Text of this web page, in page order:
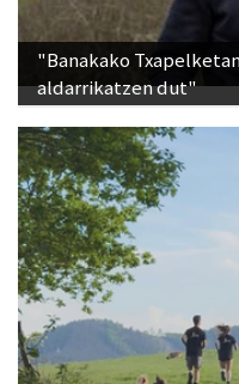
"Banakako
aldarrikatzen dut"